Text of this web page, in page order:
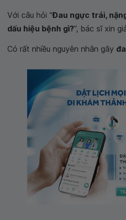
Với câu hỏi “Đau ngực trái,
dấu hiệu bệnh gì?”, bác sĩ xin
Có rất nhiều nguyên nhân gây